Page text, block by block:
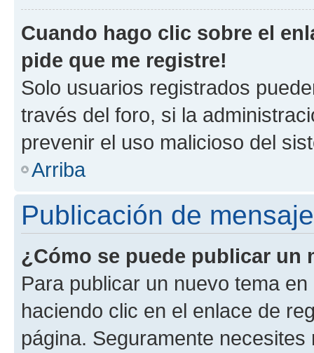
Cuando hago clic sobre el
pide que me registre!
Solo usuarios registrados
través del foro, si la
prevenir el uso malicioso del
Arriba
Publicación de
¿Cómo se puede publicar un
Para publicar un nuevo tema
haciendo clic en el enlace de
página. Seguramente